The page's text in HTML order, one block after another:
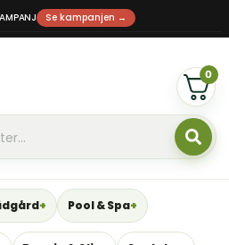
Se kampanjen →
0
Pool & Spa